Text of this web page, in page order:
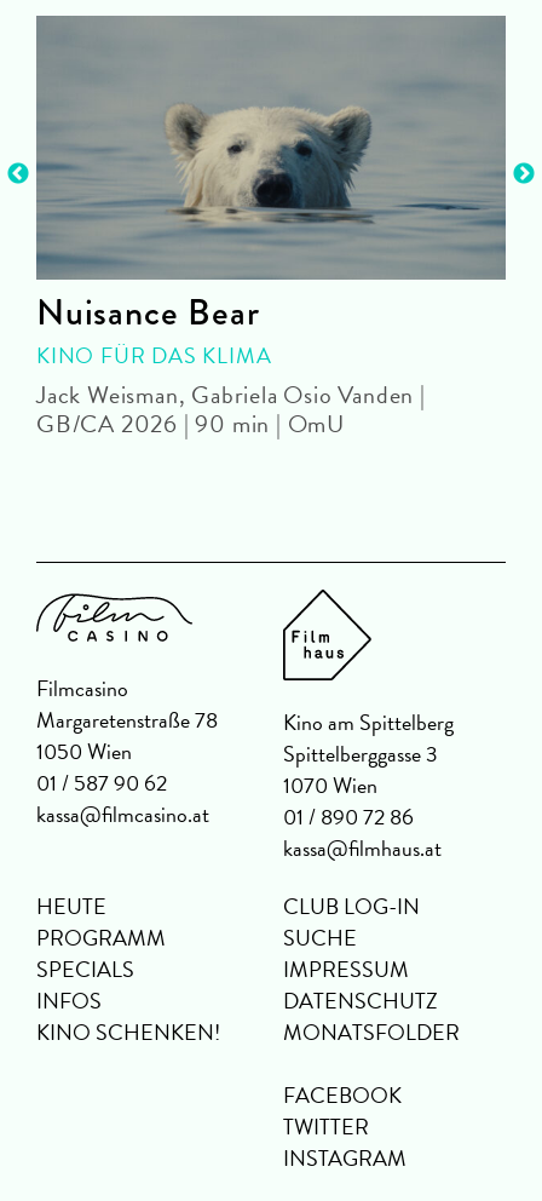
Nuisance Bear
KINO FÜR DAS KLIMA
Jack Weisman, Gabriela Osio Vanden |
GB/CA 2026 | 90 min | OmU
Filmcasino
Margaretenstraße 78
1050 Wien
01 / 587 90 62
kassa@filmcasino.at
Kino am Spittelberg
Spittelberggasse 3
1070 Wien
01 / 890 72 86
kassa@filmhaus.at
HEUTE
PROGRAMM
SPECIALS
INFOS
KINO SCHENKEN!
CLUB LOG-IN
SUCHE
IMPRESSUM
DATENSCHUTZ
MONATSFOLDER
FACEBOOK
TWITTER
INSTAGRAM